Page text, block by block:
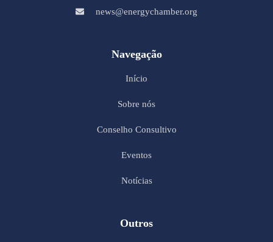
news@energychamber.org
Navegação
Início
Sobre nós
Conselho Consultivo
Eventos
Notícias
Outros